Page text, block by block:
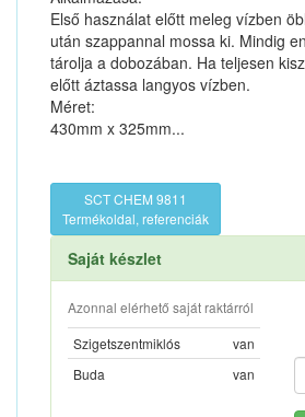
Első használat előtt meleg vízben
után szappannal mossa ki. Mindig
tárolja a dobozában. Ha teljesen
előtt áztassa langyos vízben.
Méret:
430mm x 325mm...
SCT CHEM 9811
Termékoldal, referenciák
Saját készlet
Azonnal elérhető saját raktárról
Szigetszentmiklós
van
Buda
van